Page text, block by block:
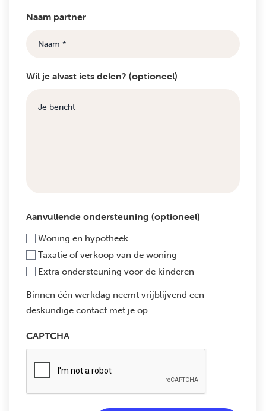
Naam partner
Wil je alvast iets delen? (optioneel)
Aanvullende ondersteuning (optioneel)
Woning en hypotheek
Taxatie of verkoop van de woning
Extra ondersteuning voor de kinderen
Binnen één werkdag neemt vrijblijvend een
deskundige contact met je op.
CAPTCHA